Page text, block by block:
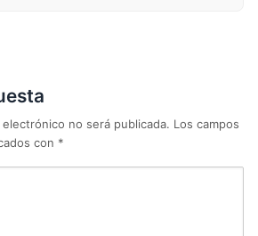
no será publicada. Los campos
con *